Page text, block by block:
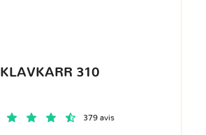
KLAVKARR 310
379 avis